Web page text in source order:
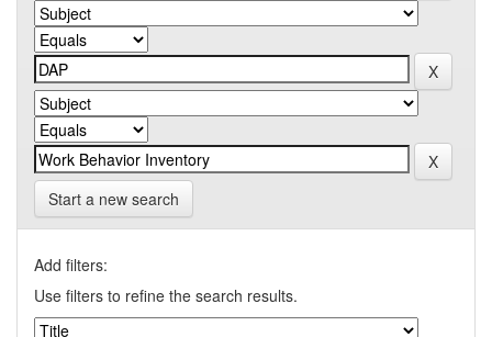
Start a new search
Add filters:
Use filters to refine the search results.